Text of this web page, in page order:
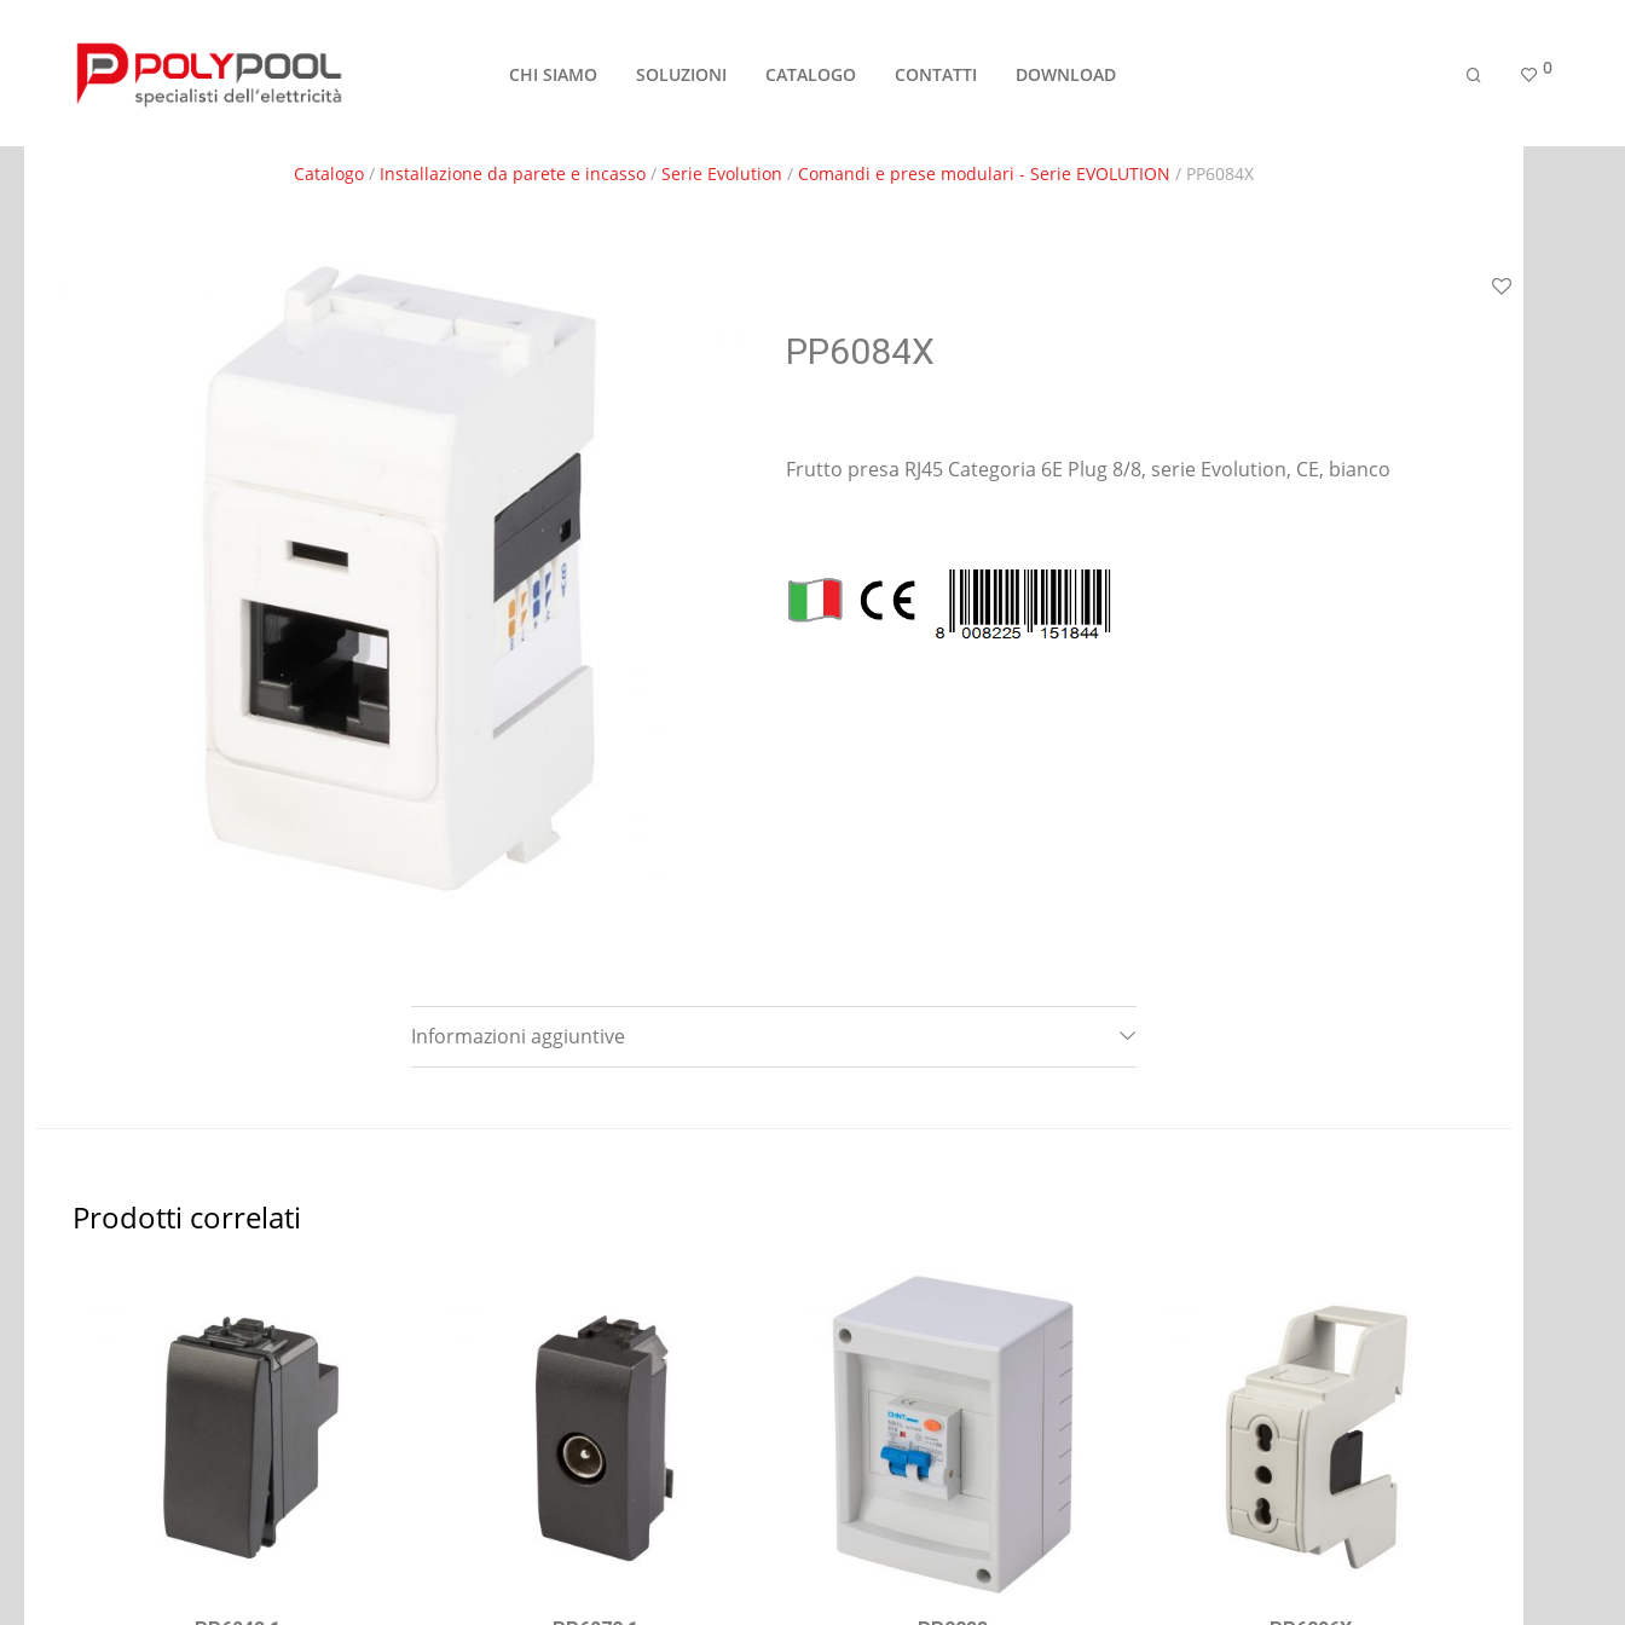
CHI SIAMO SOLUZIONI CATALOGO CONTATTI DOWNLOAD 0
Catalogo / Installazione da parete e incasso / Serie Evolution / Comandi e prese modulari - Serie EVOLUTION / PP6084X
PP6084X
Frutto presa RJ45 Categoria 6E Plug 8/8, serie Evolution, CE, bianco
Informazioni aggiuntive
Prodotti correlati